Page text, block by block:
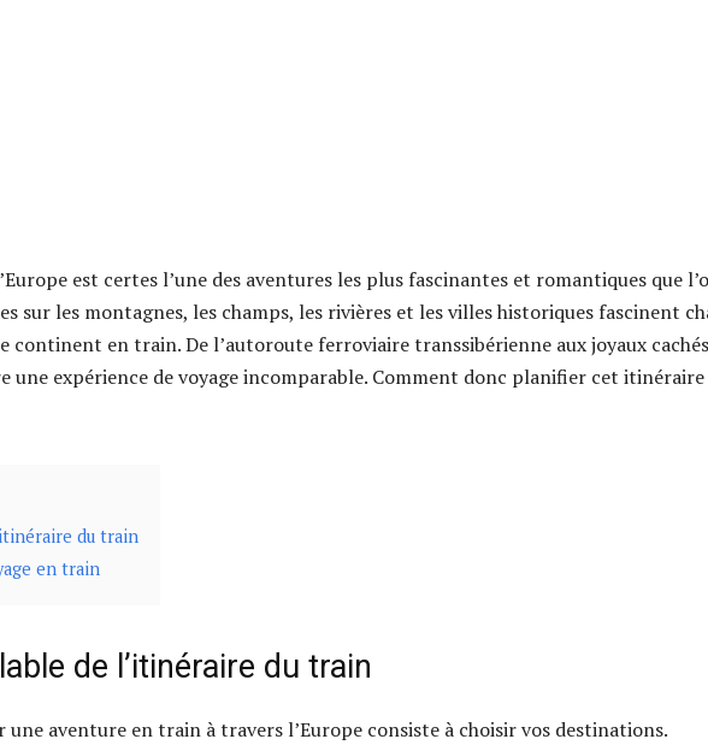
est certes l’une des aventures les plus fascinantes et romantiques que
sur les montagnes, les champs, les rivières et les villes historiques fascinent
continent en train. De l’autoroute ferroviaire transsibérienne aux joyaux
une expérience de voyage incomparable. Comment donc planifier cet itinéraire
du train
en train
de l’itinéraire du train
aventure en train à travers l’Europe consiste à choisir vos destinations.